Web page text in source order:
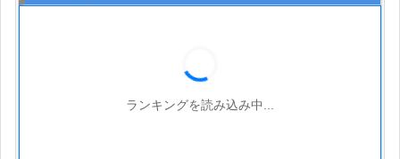
ランキングを読み込み中...